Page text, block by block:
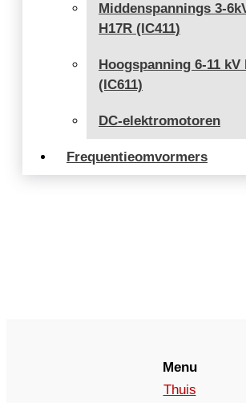
Middenspannings 3-
H17R (IC411)
Hoogspanning 6-11 kV
(IC611)
DC-elektromotoren
Frequentieomvormers
Menu
Thuis